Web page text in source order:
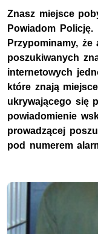
Znasz miejsce
Powiadom Policję.
Przypominamy,
poszukiwanych
internetowych
które znają
ukrywającego się
powiadomienie
prowadzącej
pod numerem